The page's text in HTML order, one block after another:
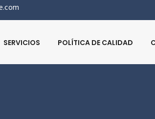
SERVICIOS POLÍTICA DE CALIDAD